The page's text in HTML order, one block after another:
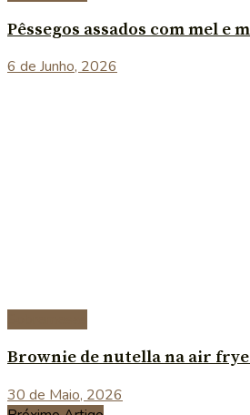
Pêssegos assados com mel e
6 de Junho, 2026
Brownie de nutella na air
30 de Maio, 2026